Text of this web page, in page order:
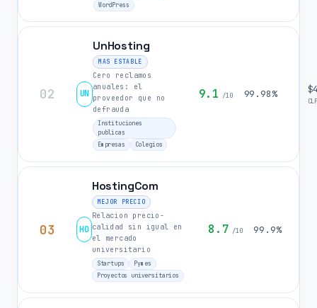
WordPress
02 UN
UnHosting
MAS ESTABLE
Cero reclamos
anuales: el
proveedor que no
defrauda
Instituciones
publicas
Empresas
Colegios
9.1 /10 99.98%
03 HO
HostingCom
MEJOR PRECIO
Relacion precio-
calidad sin igual en
el mercado
universitario
Startups
Pymes
Proyectos universitarios
8.7 /10 99.9%